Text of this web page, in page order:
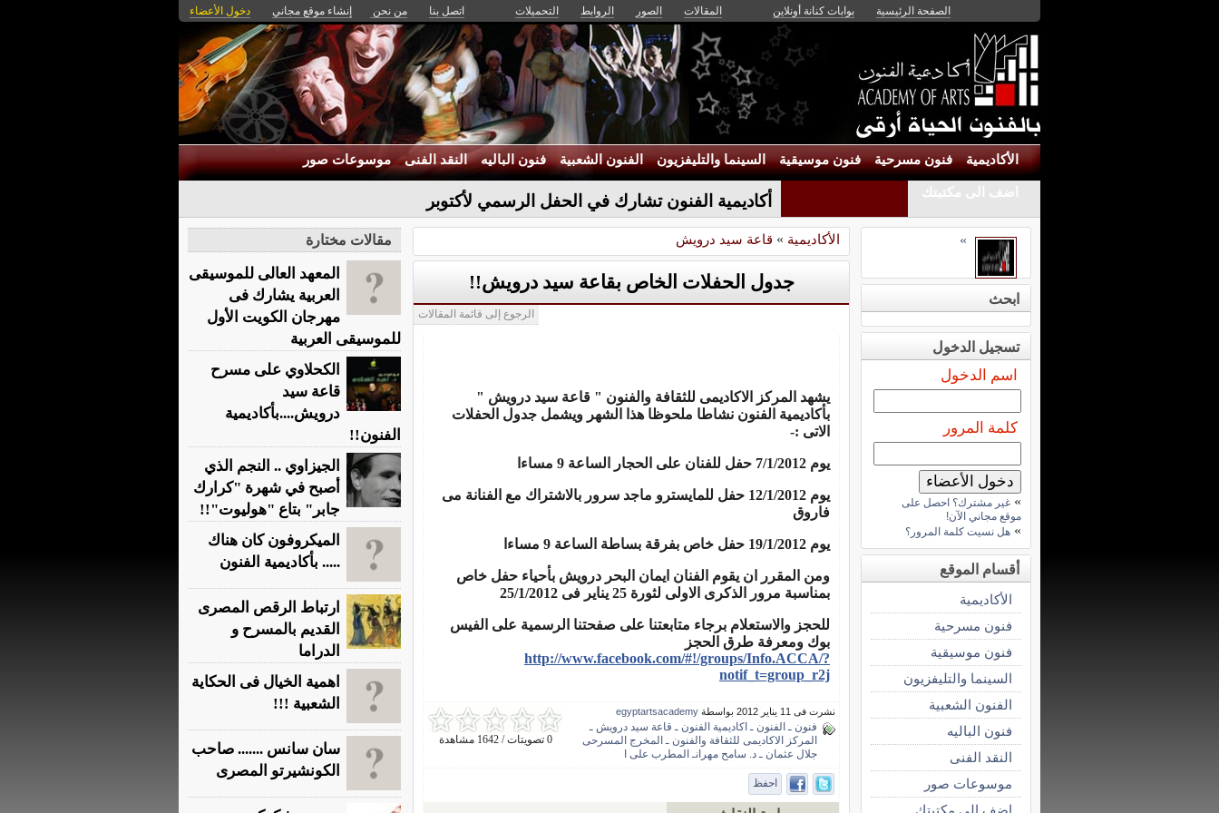
الصفحة الرئيسية بوابات كنانة أونلاين المقالات الصور الروابط التحميلات اتصل بنا من نحن إنشاء موقع مجاني دخول الأعضاء
الأكاديمية فنون مسرحية فنون موسيقية السينما والتليفزيون الفنون الشعبية فنون الباليه النقد الفنى موسوعات صور
اضف الى مكتبتك أكاديمية الفنون تشارك في الحفل الرسمي لأكتوبر
الأكاديمية » قاعة سيد درويش
جدول الحفلات الخاص بقاعة سيد درويش!!
الرجوع إلى قائمة المقالات
يشهد المركز الاكاديمى للثقافة والفنون " قاعة سيد درويش "
بأكاديمية الفنون نشاطا ملحوظا هذا الشهر ويشمل جدول الحفلات
الاتى :-
يوم 7/1/2012 حفل للفنان على الحجار الساعة 9 مساءا
يوم 12/1/2012 حفل للمايسترو ماجد سرور بالاشتراك مع الفنانة مى
فاروق
يوم 19/1/2012 حفل خاص بفرقة بساطة الساعة 9 مساءا
ومن المقرر ان يقوم الفنان ايمان البحر درويش بأحياء حفل خاص
بمناسبة مرور الذكرى الاولى لثورة 25 يناير فى 25/1/2012
للحجز والاستعلام برجاء متابعتنا على صفحتنا الرسمية على الفيس
بوك ومعرفة طرق الحجز
http://www.facebook.com/#!/groups/Info.ACCA/?
notif_t=group_r2j
0 تصويتات / 1642 مشاهدة
نشرت فى 11 يناير 2012 بواسطة egyptartsacademy
فنون ـ الفنون ـ اكاديمية الفنون ـ قاعة سيد درويش ـ
المركز الاكاديمى للثقافة والفنون ـ المخرج المسرحى
جلال عثمان ـ د. سامح مهرانـ المطرب على ا
احفظ
»
ابحث
تسجيل الدخول
اسم الدخول
كلمة المرور
» غير مشترك؟ احصل على
موقع مجاني الآن!
» هل نسيت كلمة المرور؟
أقسام الموقع
الأكاديمية
فنون مسرحية
فنون موسيقية
السينما والتليفزيون
الفنون الشعبية
فنون الباليه
النقد الفنى
موسوعات صور
اضف الى مكتبتك
مقالات مختارة
المعهد العالى للموسيقى
العربية يشارك فى
مهرجان الكويت الأول
للموسيقى العربية
الكحلاوي على مسرح
قاعة سيد
درويش....بأكاديمية
الفنون!!
الجيزاوي .. النجم الذي
أصبح في شهرة "كرارك
جابر" بتاع "هوليوت"!!
الميكروفون كان هناك
..... بأكاديمية الفنون
ارتباط الرقص المصرى
القديم بالمسرح و
الدراما
اهمية الخيال فى الحكاية
الشعبية !!!
سان سانس ....... صاحب
الكونشيرتو المصرى